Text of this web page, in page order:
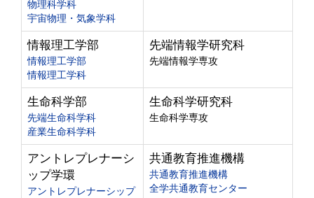
物理科学科
宇宙物理・気象学科
情報理工学部
情報理工学部
情報理工学科
先端情報学研究科
先端情報学専攻
生命科学部
先端生命科学科
産業生命科学科
生命科学研究科
生命科学専攻
アントレプレナーシ
ップ学環
アントレプレナーシップ
共通教育推進機構
共通教育推進機構
全学共通教育センター